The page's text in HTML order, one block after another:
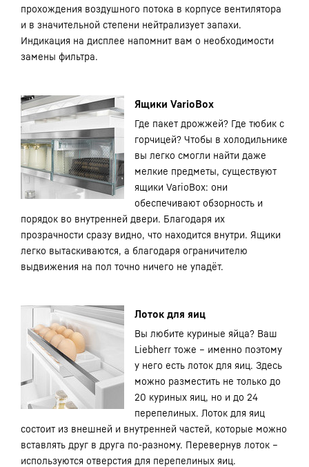
прохождения воздушного потока в корпусе вентилятора
и в значительной степени нейтрализует запахи.
Индикация на дисплее напомнит вам о необходимости
замены фильтра.
Ящики VarioBox
Где пакет дрожжей? Где тюбик с
горчицей? Чтобы в холодильнике
вы легко смогли найти даже
мелкие предметы, существуют
ящики VarioBox: они
обеспечивают обзорность и
порядок во внутренней двери. Благодаря их
прозрачности сразу видно, что находится внутри. Ящики
легко вытаскиваются, а благодаря ограничителю
выдвижения на пол точно ничего не упадёт.
Лоток для яиц
Вы любите куриные яйца? Ваш
Liebherr тоже – именно поэтому
у него есть лоток для яиц. Здесь
можно разместить не только до
20 куриных яиц, но и до 24
перепелиных. Лоток для яиц
состоит из внешней и внутренней частей, которые можно
вставлять друг в друга по-разному. Перевернув лоток –
используются отверстия для перепелиных яиц.